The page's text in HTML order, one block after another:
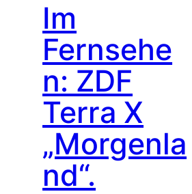
Im
Fernsehe
n: ZDF
Terra X
„Morgenla
nd“.